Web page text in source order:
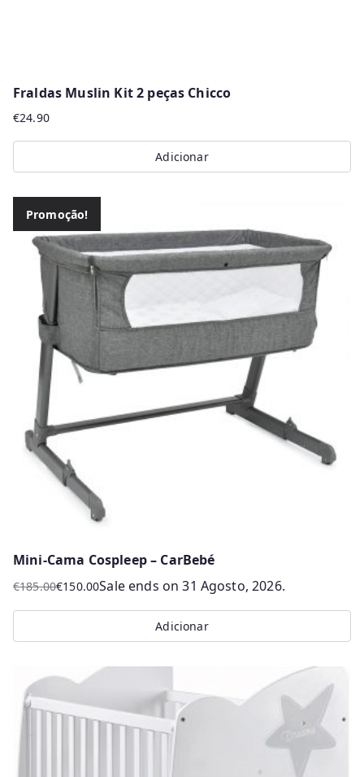
Fraldas Muslin Kit 2 peças Chicco
€24.90
Adicionar
Promoção!
Mini-Cama Cospleep – CarBebé
€185.00
O
preço
€185.00.
€150.00
O
preço
€150.00.
Sale ends on 31 Agosto, 2026.
Adicionar